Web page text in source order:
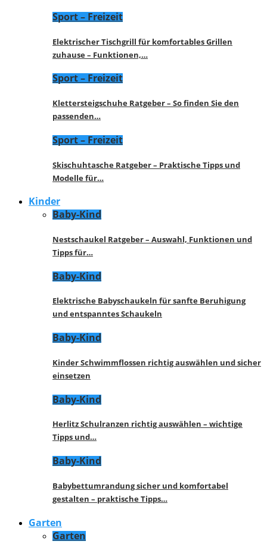
Sport – Freizeit
Elektrischer Tischgrill für komfortables Grillen
zuhause – Funktionen,…
Sport – Freizeit
Klettersteigschuhe Ratgeber – So finden Sie den
passenden…
Sport – Freizeit
Skischuhtasche Ratgeber – Praktische Tipps und
Modelle für…
Kinder
Baby-Kind
Nestschaukel Ratgeber – Auswahl, Funktionen und
Tipps für…
Baby-Kind
Elektrische Babyschaukeln für sanfte Beruhigung
und entspanntes Schaukeln
Baby-Kind
Kinder Schwimmflossen richtig auswählen und sicher
einsetzen
Baby-Kind
Herlitz Schulranzen richtig auswählen – wichtige
Tipps und…
Baby-Kind
Babybettumrandung sicher und komfortabel
gestalten – praktische Tipps…
Garten
Garten